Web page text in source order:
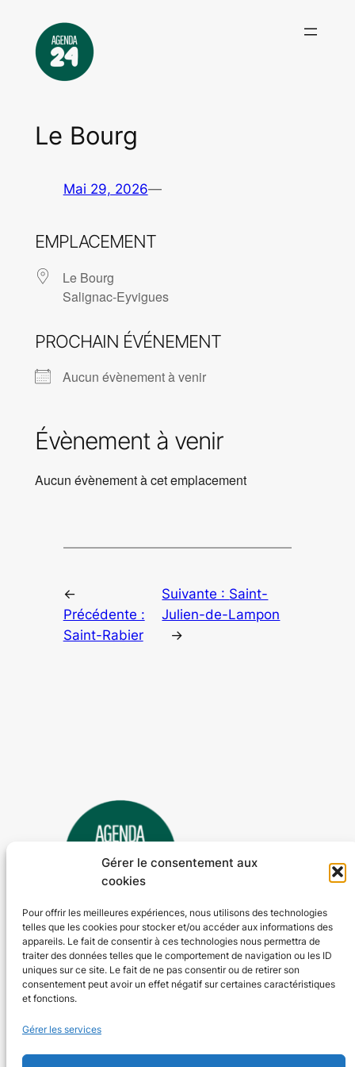
Gérer le consentement aux
cookies
Pour offrir les meilleures expériences, nous utilisons des technologies
telles que les cookies pour stocker et/ou accéder aux informations des
appareils. Le fait de consentir à ces technologies nous permettra de
traiter des données telles que le comportement de navigation ou les ID
uniques sur ce site. Le fait de ne pas consentir ou de retirer son
consentement peut avoir un effet négatif sur certaines caractéristiques
et fonctions.
Gérer les services
contenu
Le Bourg
Mai 29, 2026—
EMPLACEMENT
Le Bourg
Salignac-Eyvigues
PROCHAIN ÉVÉNEMENT
Aucun évènement à venir
Évènement à venir
Aucun évènement à cet emplacement
←
Précédente :
Saint-Rabier
Suivante : Saint-
Julien-de-Lampon
→
Agenda 24
L'agenda des manifestations et activités en Dordogne
Tous les événements
Plus d’activités
Nos valeurs